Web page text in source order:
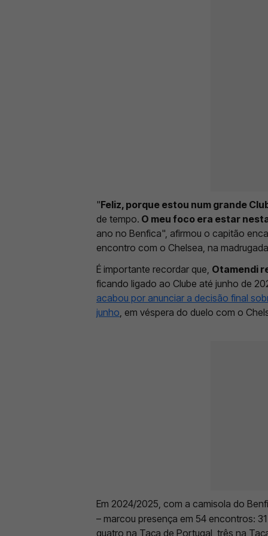
"Feliz, porque estou num grande
de tempo. O meu foco era estar
ano no Benfica", afirmou o capitão
encontro com o Chelsea, na
É importante recordar que, Otamendi
ficando ligado ao Clube até junho de
acabou por anunciar a decisão final
junho , em véspera do duelo com o
Em 2024/2025, com a camisola do
– marcou presença em 54 encontros:
quatro na Taça de Portugal, três na